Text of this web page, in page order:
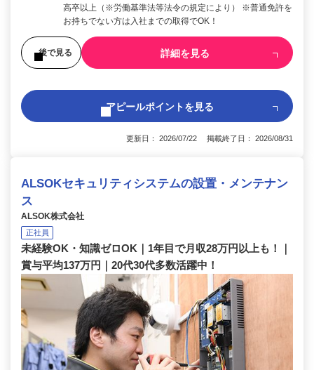
高卒以上（※労働基準法等法令の規定により） ※普通免許を
お持ちでない方は入社までの取得でOK！
後で見る 詳細を見る
アピールポイントを見る
更新日： 2026/07/22 掲載終了日： 2026/08/31
ALSOKセキュリティシステムの設置・メンテナン
ス
ALSOK株式会社
正社員
未経験OK・知識ゼロOK｜1年目で月収28万円以上も！｜
賞与平均137万円｜20代30代多数活躍中！